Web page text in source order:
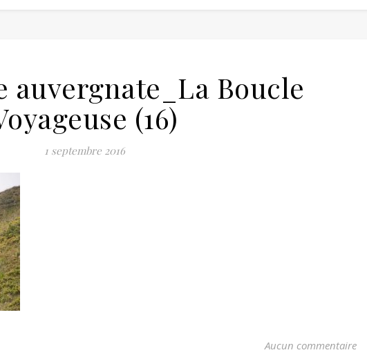
auvergnate_La Boucle
(16)
1 septembre 2016
Aucun commentaire